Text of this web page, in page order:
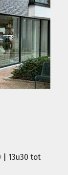
| 13u30 tot